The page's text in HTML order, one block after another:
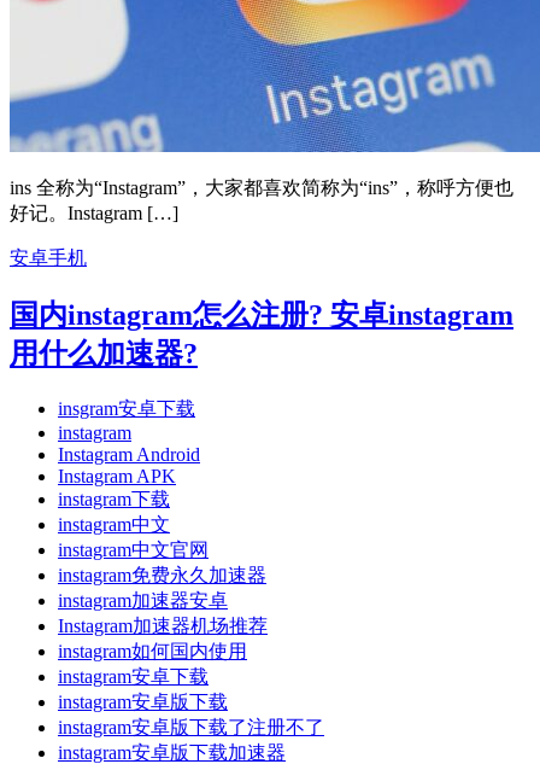
ins 全称为“Instagram”，大家都喜欢简称为“ins”，称呼方便也
好记。Instagram […]
安卓手机
国内instagram怎么注册? 安卓instagram
用什么加速器?
insgram安卓下载
instagram
Instagram Android
Instagram APK
instagram下载
instagram中文
instagram中文官网
instagram免费永久加速器
instagram加速器安卓
Instagram加速器机场推荐
instagram如何国内使用
instagram安卓下载
instagram安卓版下载
instagram安卓版下载了注册不了
instagram安卓版下载加速器